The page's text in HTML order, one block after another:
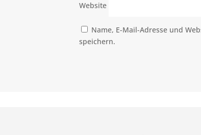
Website
Name, E-Mail-Adresse und
speichern.